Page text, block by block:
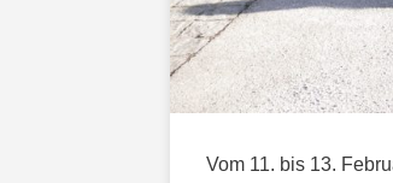
Vom 11. bis 13.